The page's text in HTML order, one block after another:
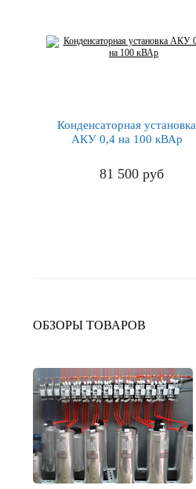
Конденсаторная установка
АКУ 0,4 на 100 кВАр
81 500 руб
ОБЗОРЫ ТОВАРОВ